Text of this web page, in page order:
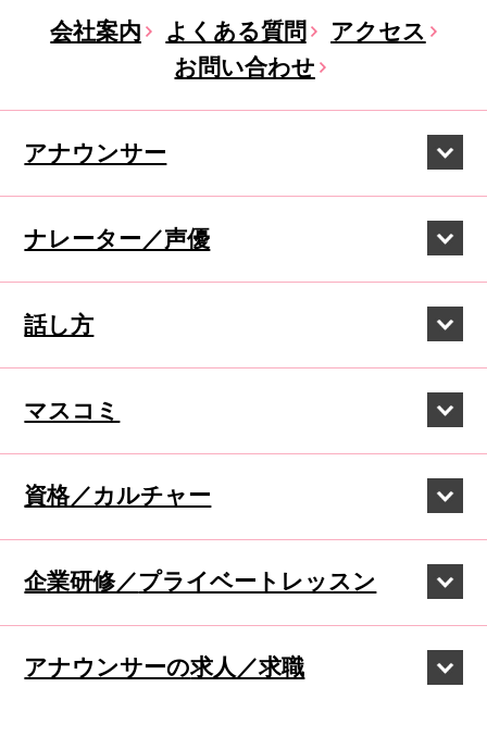
会社案内 よくある質問
アクセス
お問い合わせ
アナウンサー
ナレーター／声優
話し方
マスコミ
資格／カルチャー
企業研修／プライベートレッスン
アナウンサーの求人／求職